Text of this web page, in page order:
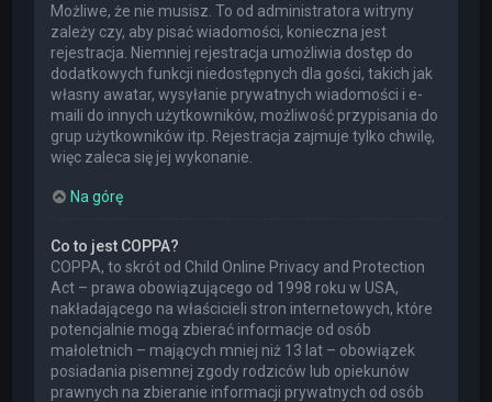
Możliwe, że nie musisz. To od administratora witryny
zależy czy, aby pisać wiadomości, konieczna jest
rejestracja. Niemniej rejestracja umożliwia dostęp do
dodatkowych funkcji niedostępnych dla gości, takich jak
własny awatar, wysyłanie prywatnych wiadomości i e-
maili do innych użytkowników, możliwość przypisania do
grup użytkowników itp. Rejestracja zajmuje tylko chwilę,
więc zaleca się jej wykonanie.
Na górę
Co to jest COPPA?
COPPA, to skrót od Child Online Privacy and Protection
Act – prawa obowiązującego od 1998 roku w USA,
nakładającego na właścicieli stron internetowych, które
potencjalnie mogą zbierać informacje od osób
małoletnich – mających mniej niż 13 lat – obowiązek
posiadania pisemnej zgody rodziców lub opiekunów
prawnych na zbieranie informacji prywatnych od osób